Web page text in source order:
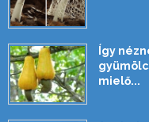
Így
mielő...